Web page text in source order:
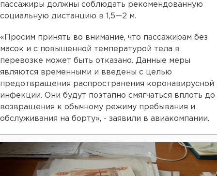
пассажиры должны соблюдать рекомендованную
социальную дистанцию в 1,5—2 м.
«Просим принять во внимание, что пассажирам без
масок и с повышенной температурой тела в
перевозке может быть отказано. Данные меры
являются временными и введены с целью
предотвращения распространения коронавирусной
инфекции. Они будут поэтапно смягчаться вплоть до
возвращения к обычному режиму пребывания и
обслуживания на борту», - заявили в авиакомпании.